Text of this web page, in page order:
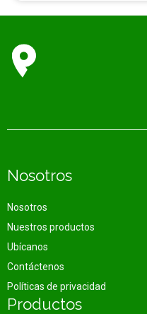
Nosotros
Nosotros
Nuestros productos
Ubícanos
Contáctenos
Políticas de privacidad
Productos